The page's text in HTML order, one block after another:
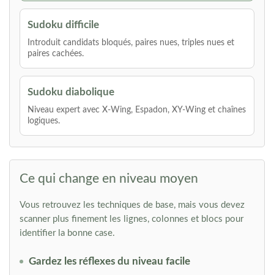
Sudoku difficile
Introduit candidats bloqués, paires nues, triples nues et
paires cachées.
Sudoku diabolique
Niveau expert avec X-Wing, Espadon, XY-Wing et chaînes
logiques.
Ce qui change en niveau moyen
Vous retrouvez les techniques de base, mais vous devez
scanner plus finement les lignes, colonnes et blocs pour
identifier la bonne case.
Gardez les réflexes du niveau facile